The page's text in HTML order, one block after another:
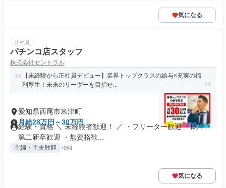
気になる
正社員
パチンコ店スタッフ
株式会社セントラル
【未経験から正社員デビュー】業界トップクラスの給与×充実の福
利厚生！未来のリーダーを目指せ...
愛知県西尾市米津町
月給28万円～30万円
経験・資格 ＼ 未経験者歓迎！ ／ ・フリーター歓迎 ・既卒・
第二新卒歓迎 ・無資格歓...
主婦・主夫歓迎 +9個
気になる